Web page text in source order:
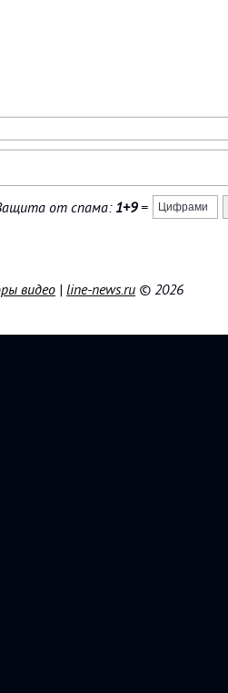
от спама: 1+9=
видео | line-news.ru © 2026